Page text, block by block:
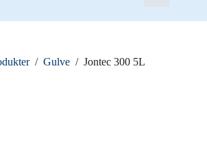
/ Gulve / Jontec 300 5L